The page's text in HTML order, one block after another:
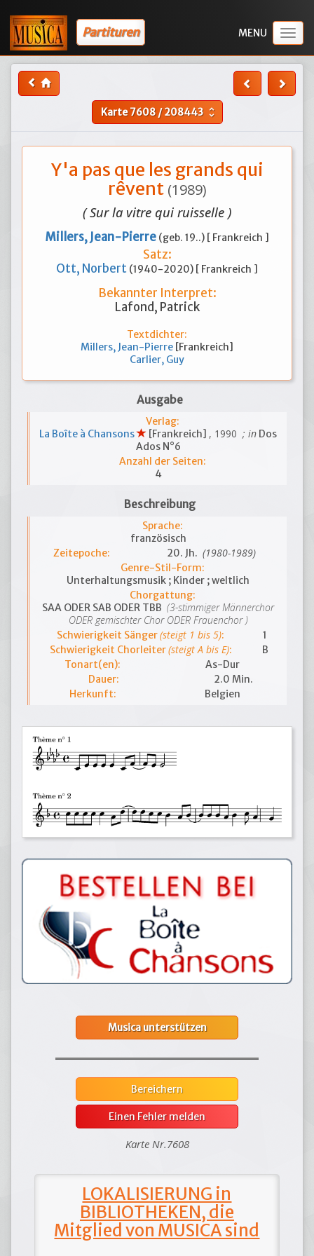
Partituren
Karte7608/208443 unfold_more
Y'a pas que les grands qui
rêvent (1989)
( Sur la vitre qui ruisselle )
Millers, Jean-Pierre (geb. 19..) [ Frankreich ]
Satz:
Ott, Norbert (1940-2020) [ Frankreich ]
Bekannter Interpret:
Lafond, Patrick
Textdichter:
Millers, Jean-Pierre [Frankreich]
Carlier, Guy
Ausgabe
Verlag:
La Boîte à Chansons
[Frankreich] , 1990 ; in Dos
Ados N°6
Anzahl der Seiten:
4
Beschreibung
Sprache:
französisch
Zeitepoche:
20. Jh. (1980-1989)
Genre-Stil-Form:
Unterhaltungsmusik ; Kinder ; weltlich
Chorgattung:
SAA ODER SAB ODER TBB (3-stimmiger Männerchor
ODER gemischter Chor ODER Frauenchor )
Schwierigkeit Sänger(steigt 1 bis 5):
1
Schwierigkeit Chorleiter(steigt A bis E):
B
Tonart(en):
As-Dur
Dauer:
2.0 Min.
Herkunft:
Belgien
Musica unterstützen
Bereichern
Einen Fehler melden
Karte Nr.7608
LOKALISIERUNG in
BIBLIOTHEKEN, die
Mitglied von MUSICA sind